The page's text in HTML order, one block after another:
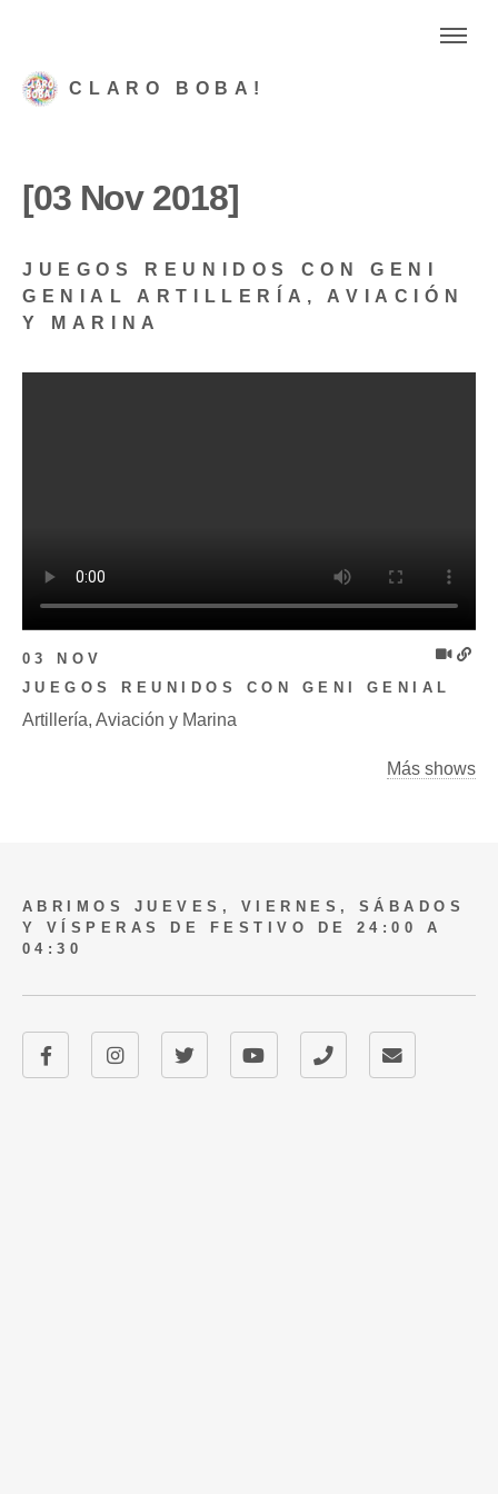
CLARO BOBA!
[03 Nov 2018]
JUEGOS REUNIDOS CON GENI
GENIAL ARTILLERÍA, AVIACIÓN
Y MARINA
03 NOV
JUEGOS REUNIDOS CON GENI GENIAL
Artillería, Aviación y Marina
Más shows
ABRIMOS JUEVES, VIERNES, SÁBADOS
Y VÍSPERAS DE FESTIVO DE 24:00 A
04:30